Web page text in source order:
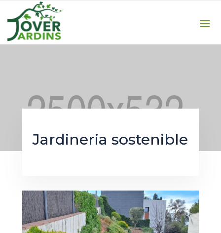
Jardineria sostenible